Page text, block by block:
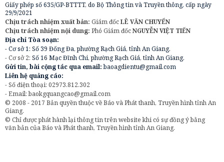
Giấy phép số 635/GP-BTTTT, do Bộ Thông tin và Truyền thông, cấp ngày
29/9/2021
Chịu trách nhiệm xuất bản: Giám đốcLÊ VĂN CHUYỂN
Chịu trách nhiệm nội dung: Phó Giám đốcNGUYỄN VIỆT TIẾN
Địa chỉ Tòa soạn:
- Cơ sở 1: Số 39 Đống Đa, phường Rạch Giá, tỉnh An Giang.
- Cơ sở 2: Số 16 Mạc Đĩnh Chi, phường Rạch Giá, tỉnh An Giang.
Gửi tin, bài cộng tác qua email:baoagdientu@gmail.com
Liên hệ quảng cáo:
- Số điện thoại: 02973.812.302
- Email:baokgquangcao@gmail.com
© 2008 - 2017 Bản quyền thuộc về Báo và Phát thanh, Truyền hình tỉnh An
Giang.
© Chỉ được phát hành lại thông tin trên website khi có sự đồng ý bằng
văn bản của Báo và Phát thanh, Truyền hình tỉnh An Giang.